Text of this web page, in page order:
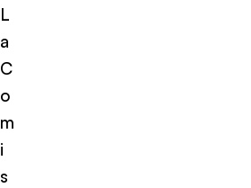
L
a
C
o
m
i
s